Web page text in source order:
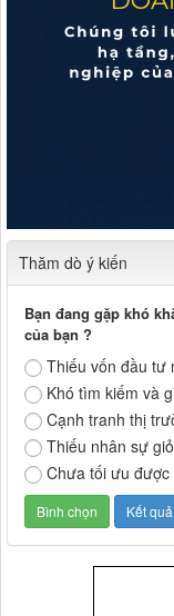
Thăm dò ý kiến
Bạn đang gặp khó
của bạn ?
Thiếu vốn đầu tư
Khó tìm kiếm và
Cạnh tranh thị
Thiếu nhân sự
Chưa tối ưu